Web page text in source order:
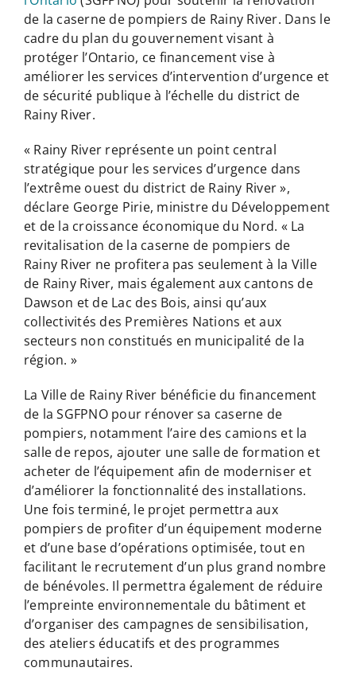
de la caserne de pompiers de Rainy River. Dans le
cadre du plan du gouvernement visant à
protéger l’Ontario, ce financement vise à
améliorer les services d’intervention d’urgence et
de sécurité publique à l’échelle du district de
Rainy River.
« Rainy River représente un point central
stratégique pour les services d’urgence dans
l’extrême ouest du district de Rainy River »,
déclare George Pirie, ministre du Développement
et de la croissance économique du Nord. « La
revitalisation de la caserne de pompiers de
Rainy River ne profitera pas seulement à la Ville
de Rainy River, mais également aux cantons de
Dawson et de Lac des Bois, ainsi qu’aux
collectivités des Premières Nations et aux
secteurs non constitués en municipalité de la
région. »
La Ville de Rainy River bénéficie du financement
de la SGFPNO pour rénover sa caserne de
pompiers, notamment l’aire des camions et la
salle de repos, ajouter une salle de formation et
acheter de l’équipement afin de moderniser et
d’améliorer la fonctionnalité des installations.
Une fois terminé, le projet permettra aux
pompiers de profiter d’un équipement moderne
et d’une base d’opérations optimisée, tout en
facilitant le recrutement d’un plus grand nombre
de bénévoles. Il permettra également de réduire
l’empreinte environnementale du bâtiment et
d’organiser des campagnes de sensibilisation,
des ateliers éducatifs et des programmes
communautaires.